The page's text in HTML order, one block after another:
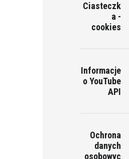
Ciasteczk
a -
cookies
Informacje
o YouTube
API
Ochrona
danych
osobowyc